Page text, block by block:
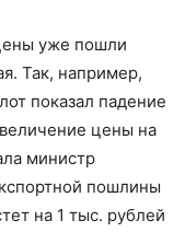
уже пошли
Так, например,
показал падение
цены на
министр
пошлины
на 1 тыс. руб­лей